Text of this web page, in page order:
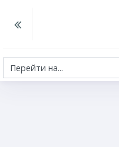
Перейти на...